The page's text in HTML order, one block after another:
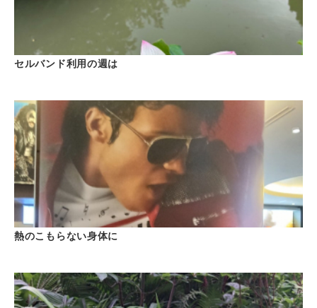
セルバンド利用の週は
熱のこもらない身体に